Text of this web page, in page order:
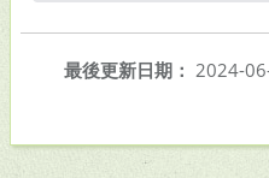
最後更新日期： 2024-